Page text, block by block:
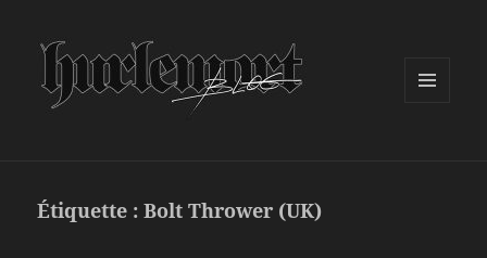
Étiquette :Bolt Thrower (UK)